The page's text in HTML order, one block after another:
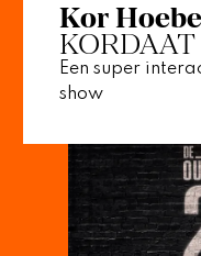
Kor Hoebe
KORDAAT
Een super
show